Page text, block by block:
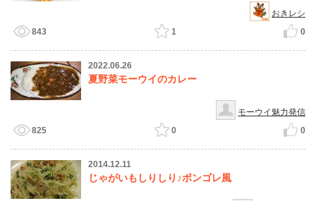
おきレシ
843
1 0
2022.06.26
夏野菜モーウイのカレー
モーウイ魅力発信
825
0 0
2014.12.11
じゃがいもしりしり♪ボンゴレ風